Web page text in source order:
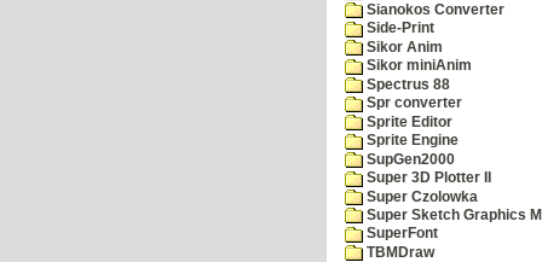
Sianokos Converter
Side-Print
Sikor Anim
Sikor miniAnim
Spectrus 88
Spr converter
Sprite Editor
Sprite Engine
SupGen2000
Super 3D Plotter II
Super Czolowka
Super Sketch Graphics
SuperFont
TBMDraw